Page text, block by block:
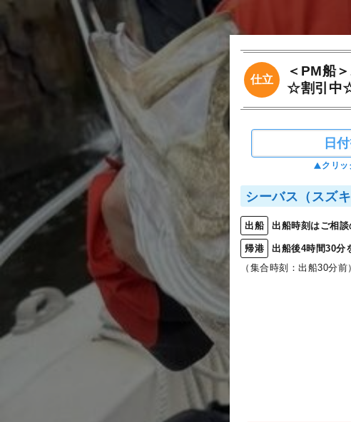
仕立
＜PM船
☆割引中
日
クリッ
シーバス（スズキ
出船 出船時刻はご相
帰港
出船後4時間30分
（集合時刻：出船30分前）